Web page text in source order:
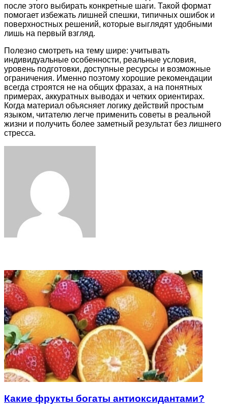
после этого выбирать конкретные шаги. Такой формат
помогает избежать лишней спешки, типичных ошибок и
поверхностных решений, которые выглядят удобными
лишь на первый взгляд.
Полезно смотреть на тему шире: учитывать
индивидуальные особенности, реальные условия,
уровень подготовки, доступные ресурсы и возможные
ограничения. Именно поэтому хорошие рекомендации
всегда строятся не на общих фразах, а на понятных
примерах, аккуратных выводах и четких ориентирах.
Когда материал объясняет логику действий простым
языком, читателю легче применить советы в реальной
жизни и получить более заметный результат без лишнего
стресса.
Какие фрукты богаты антиоксидантами?